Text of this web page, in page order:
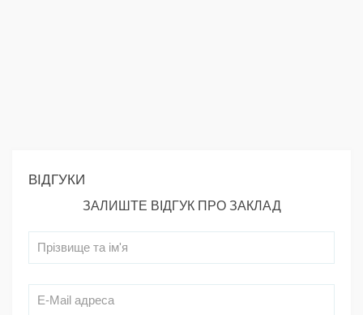
ВІДГУКИ
ЗАЛИШТЕ ВІДГУК ПРО ЗАКЛАД